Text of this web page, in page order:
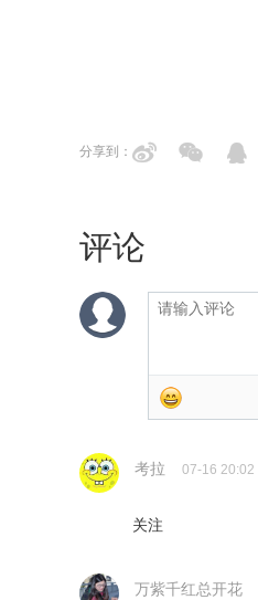
分享到：
评论
考拉 07-16 20:02
关注
万紫千红总开花